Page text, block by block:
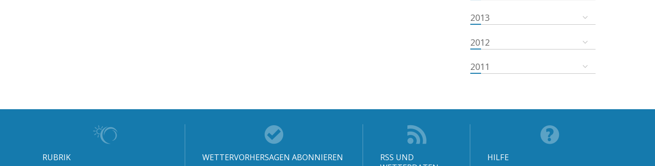
2013
2012
2011
RUBRIK WETTERVORHERSAGEN ABONNIEREN
RSS UND
HILFE